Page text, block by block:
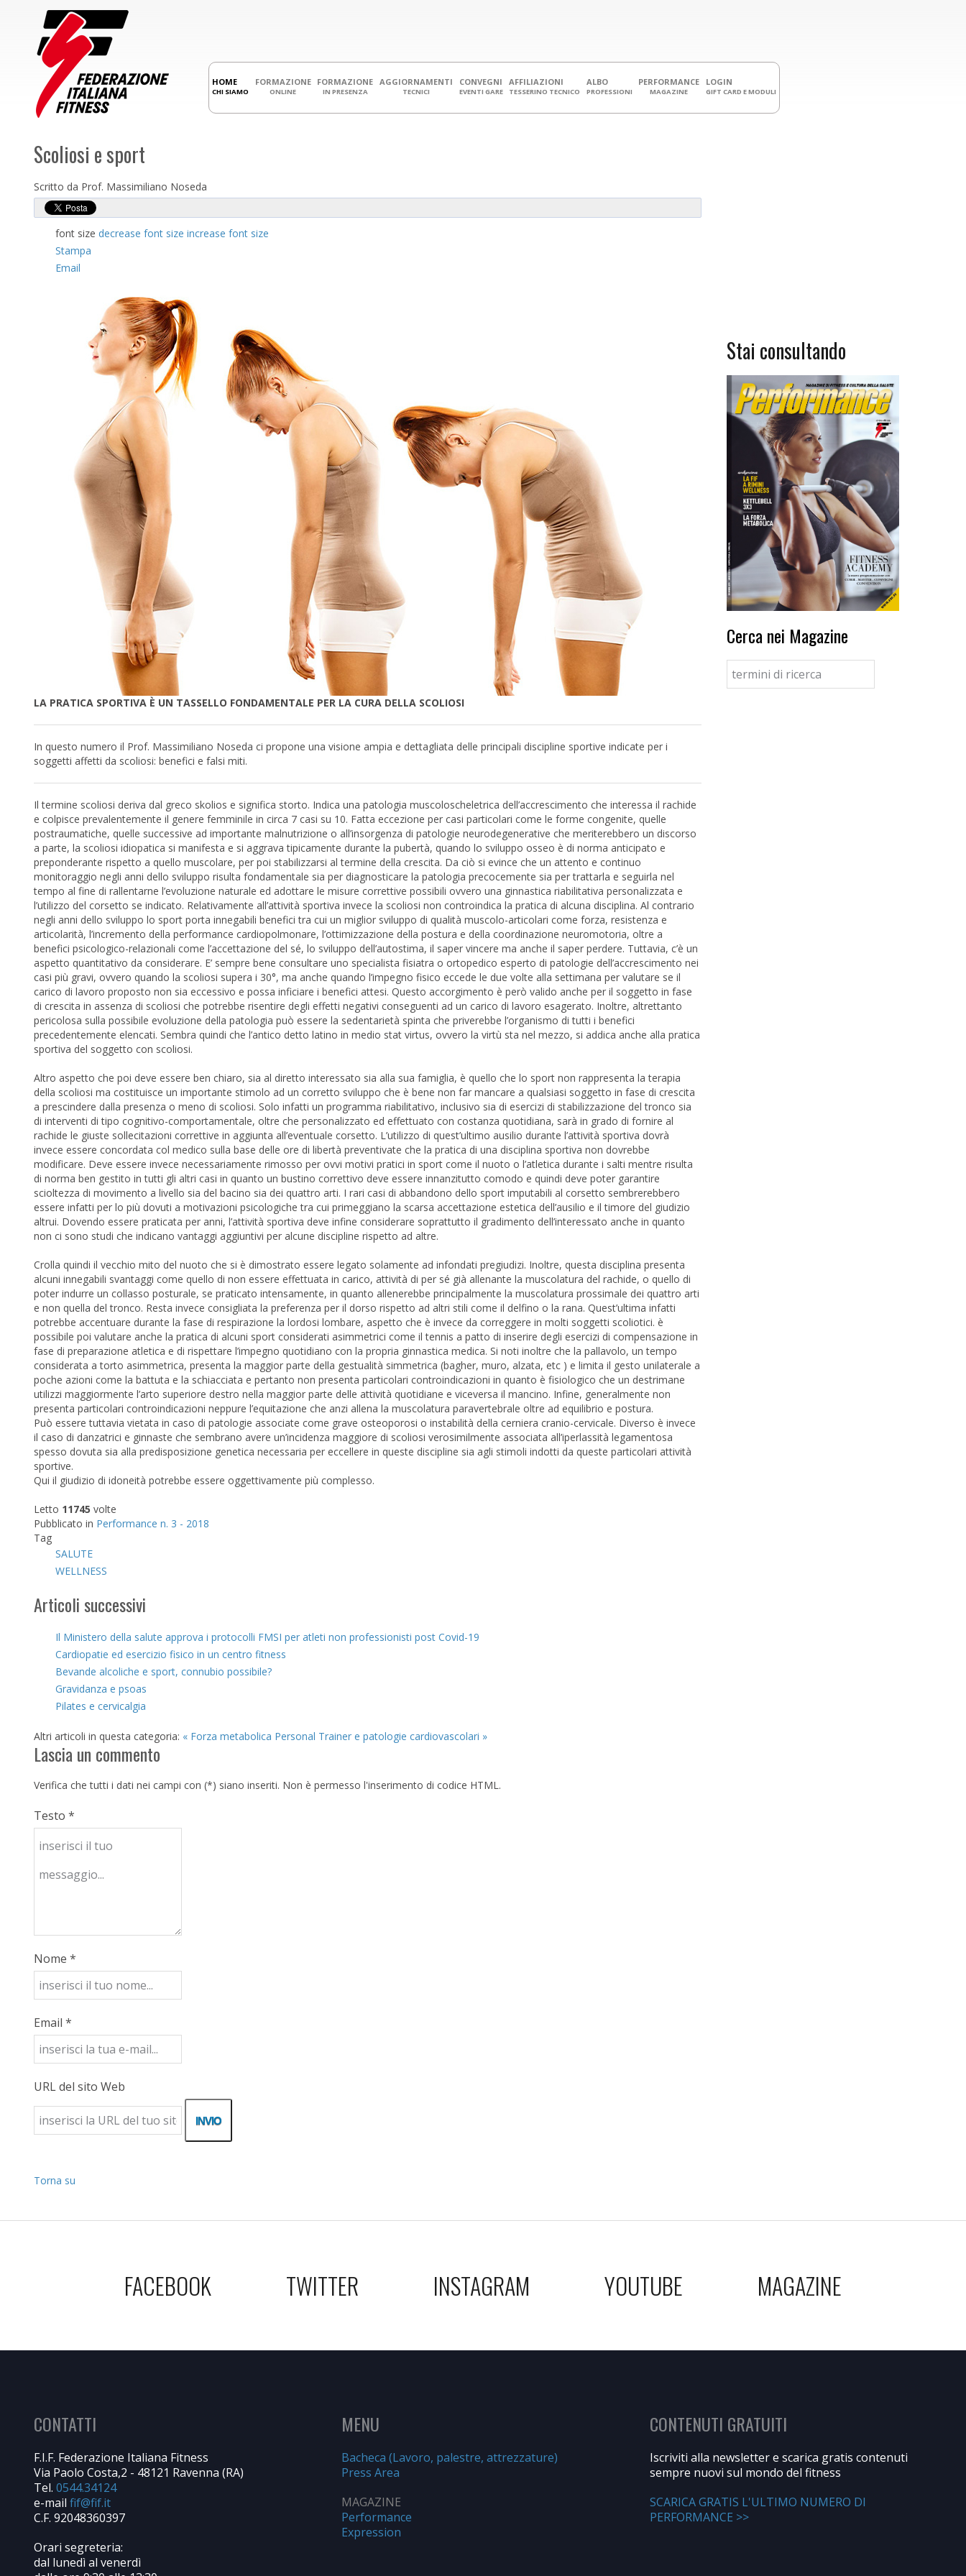
HOME
CHI SIAMO
FORMAZIONE
ONLINE
FORMAZIONE
IN PRESENZA
AGGIORNAMENTI
TECNICI
CONVEGNI
EVENTI GARE
AFFILIAZIONI
TESSERINO TECNICO
ALBO
PROFESSIONI
PERFORMANCE
MAGAZINE
LOGIN
GIFT CARD E MODULI
Scoliosi e sport
Scritto da Prof. Massimiliano Noseda
font size decrease font size increase font size
Stampa
Email
LA PRATICA SPORTIVA È UN TASSELLO FONDAMENTALE PER LA CURA DELLA SCOLIOSI
In questo numero il Prof. Massimiliano Noseda ci propone una visione ampia e dettagliata delle principali discipline sportive indicate per i
soggetti affetti da scoliosi: benefici e falsi miti.
Il termine scoliosi deriva dal greco skolios e significa storto. Indica una patologia muscoloscheletrica dell’accrescimento che interessa il rachide
e colpisce prevalentemente il genere femminile in circa 7 casi su 10. Fatta eccezione per casi particolari come le forme congenite, quelle
postraumatiche, quelle successive ad importante malnutrizione o all’insorgenza di patologie neurodegenerative che meriterebbero un discorso
a parte, la scoliosi idiopatica si manifesta e si aggrava tipicamente durante la pubertà, quando lo sviluppo osseo è di norma anticipato e
preponderante rispetto a quello muscolare, per poi stabilizzarsi al termine della crescita. Da ciò si evince che un attento e continuo
monitoraggio negli anni dello sviluppo risulta fondamentale sia per diagnosticare la patologia precocemente sia per trattarla e seguirla nel
tempo al fine di rallentarne l’evoluzione naturale ed adottare le misure correttive possibili ovvero una ginnastica riabilitativa personalizzata e
l’utilizzo del corsetto se indicato. Relativamente all’attività sportiva invece la scoliosi non controindica la pratica di alcuna disciplina. Al contrario
negli anni dello sviluppo lo sport porta innegabili benefici tra cui un miglior sviluppo di qualità muscolo-articolari come forza, resistenza e
articolarità, l’incremento della performance cardiopolmonare, l’ottimizzazione della postura e della coordinazione neuromotoria, oltre a
benefici psicologico-relazionali come l’accettazione del sé, lo sviluppo dell’autostima, il saper vincere ma anche il saper perdere. Tuttavia, c’è un
aspetto quantitativo da considerare. E’ sempre bene consultare uno specialista fisiatra o ortopedico esperto di patologie dell’accrescimento nei
casi più gravi, ovvero quando la scoliosi supera i 30°, ma anche quando l’impegno fisico eccede le due volte alla settimana per valutare se il
carico di lavoro proposto non sia eccessivo e possa inficiare i benefici attesi. Questo accorgimento è però valido anche per il soggetto in fase
di crescita in assenza di scoliosi che potrebbe risentire degli effetti negativi conseguenti ad un carico di lavoro esagerato. Inoltre, altrettanto
pericolosa sulla possibile evoluzione della patologia può essere la sedentarietà spinta che priverebbe l’organismo di tutti i benefici
precedentemente elencati. Sembra quindi che l’antico detto latino in medio stat virtus, ovvero la virtù sta nel mezzo, si addica anche alla pratica
sportiva del soggetto con scoliosi.
Altro aspetto che poi deve essere ben chiaro, sia al diretto interessato sia alla sua famiglia, è quello che lo sport non rappresenta la terapia
della scoliosi ma costituisce un importante stimolo ad un corretto sviluppo che è bene non far mancare a qualsiasi soggetto in fase di crescita
a prescindere dalla presenza o meno di scoliosi. Solo infatti un programma riabilitativo, inclusivo sia di esercizi di stabilizzazione del tronco sia
di interventi di tipo cognitivo-comportamentale, oltre che personalizzato ed effettuato con costanza quotidiana, sarà in grado di fornire al
rachide le giuste sollecitazioni correttive in aggiunta all’eventuale corsetto. L’utilizzo di quest’ultimo ausilio durante l’attività sportiva dovrà
invece essere concordata col medico sulla base delle ore di libertà preventivate che la pratica di una disciplina sportiva non dovrebbe
modificare. Deve essere invece necessariamente rimosso per ovvi motivi pratici in sport come il nuoto o l’atletica durante i salti mentre risulta
di norma ben gestito in tutti gli altri casi in quanto un bustino correttivo deve essere innanzitutto comodo e quindi deve poter garantire
scioltezza di movimento a livello sia del bacino sia dei quattro arti. I rari casi di abbandono dello sport imputabili al corsetto sembrerebbero
essere infatti per lo più dovuti a motivazioni psicologiche tra cui primeggiano la scarsa accettazione estetica dell’ausilio e il timore del giudizio
altrui. Dovendo essere praticata per anni, l’attività sportiva deve infine considerare soprattutto il gradimento dell’interessato anche in quanto
non ci sono studi che indicano vantaggi aggiuntivi per alcune discipline rispetto ad altre.
Crolla quindi il vecchio mito del nuoto che si è dimostrato essere legato solamente ad infondati pregiudizi. Inoltre, questa disciplina presenta
alcuni innegabili svantaggi come quello di non essere effettuata in carico, attività di per sé già allenante la muscolatura del rachide, o quello di
poter indurre un collasso posturale, se praticato intensamente, in quanto allenerebbe principalmente la muscolatura prossimale dei quattro arti
e non quella del tronco. Resta invece consigliata la preferenza per il dorso rispetto ad altri stili come il delfino o la rana. Quest’ultima infatti
potrebbe accentuare durante la fase di respirazione la lordosi lombare, aspetto che è invece da correggere in molti soggetti scoliotici. è
possibile poi valutare anche la pratica di alcuni sport considerati asimmetrici come il tennis a patto di inserire degli esercizi di compensazione in
fase di preparazione atletica e di rispettare l’impegno quotidiano con la propria ginnastica medica. Si noti inoltre che la pallavolo, un tempo
considerata a torto asimmetrica, presenta la maggior parte della gestualità simmetrica (bagher, muro, alzata, etc ) e limita il gesto unilaterale a
poche azioni come la battuta e la schiacciata e pertanto non presenta particolari controindicazioni in quanto è fisiologico che un destrimane
utilizzi maggiormente l’arto superiore destro nella maggior parte delle attività quotidiane e viceversa il mancino. Infine, generalmente non
presenta particolari controindicazioni neppure l’equitazione che anzi allena la muscolatura paravertebrale oltre ad equilibrio e postura.
Può essere tuttavia vietata in caso di patologie associate come grave osteoporosi o instabilità della cerniera cranio-cervicale. Diverso è invece
il caso di danzatrici e ginnaste che sembrano avere un’incidenza maggiore di scoliosi verosimilmente associata all’iperlassità legamentosa
spesso dovuta sia alla predisposizione genetica necessaria per eccellere in queste discipline sia agli stimoli indotti da queste particolari attività
sportive.
Qui il giudizio di idoneità potrebbe essere oggettivamente più complesso.
Letto 11745 volte
Pubblicato in Performance n. 3 - 2018
Tag
SALUTE
WELLNESS
Articoli successivi
Il Ministero della salute approva i protocolli FMSI per atleti non professionisti post Covid-19
Cardiopatie ed esercizio fisico in un centro fitness
Bevande alcoliche e sport, connubio possibile?
Gravidanza e psoas
Pilates e cervicalgia
Altri articoli in questa categoria: « Forza metabolica Personal Trainer e patologie cardiovascolari »
Lascia un commento
Verifica che tutti i dati nei campi con (*) siano inseriti. Non è permesso l'inserimento di codice HTML.
Testo *
Nome *
Email *
URL del sito Web
Torna su
Stai consultando
Cerca nei Magazine
FACEBOOK TWITTER INSTAGRAM YOUTUBE MAGAZINE
CONTATTI
F.I.F. Federazione Italiana Fitness
Via Paolo Costa,2 - 48121 Ravenna (RA)
Tel. 0544.34124
e-mail
C.F. 92048360397
Orari segreteria:
dal lunedì al venerdì
MENU
Bacheca (Lavoro, palestre, attrezzature)
Press Area
MAGAZINE
Performance
Expression
CONTENUTI GRATUITI
Iscriviti alla newsletter e scarica gratis contenuti
sempre nuovi sul mondo del fitness
SCARICA GRATIS L'ULTIMO NUMERO DI
PERFORMANCE >>